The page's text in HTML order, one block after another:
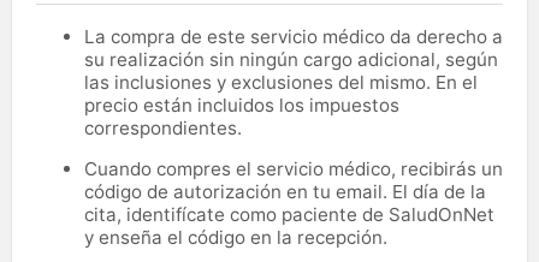
La compra de este servicio médico da derecho a
su realización sin ningún cargo adicional, según
las inclusiones y exclusiones del mismo. En el
precio están incluidos los impuestos
correspondientes.
Cuando compres el servicio médico, recibirás un
código de autorización en tu email. El día de la
cita, identifícate como paciente de SaludOnNet
y enseña el código en la recepción.